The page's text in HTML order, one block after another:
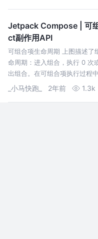
Jetpack Compose | 可
ct副作用API
可组合项生命周期 上图描述了
命周期：进入组合，执行 0 次
出组合。在可组合项执行过程
可以认为是一种副作用，那么
_小马快跑_ 2年前 1.3k